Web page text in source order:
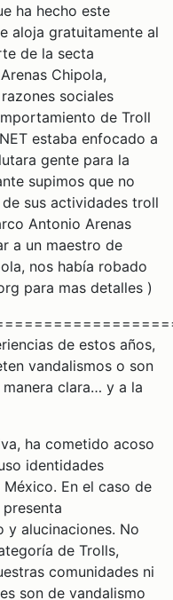
ha hecho este
aloja gratuitamente al
de la secta
Chipola,
sociales
de Troll
estaba enfocado a
gente para la
supimos que no
sus actividades troll
Antonio Arenas
a un maestro de
nos había robado
para mas detalles )
de estos años,
vandalismos o son
clara… y a la
ha cometido acoso
identidades
En el caso de
y alucinaciones. No
de Trolls,
comunidades ni
son de vandalismo